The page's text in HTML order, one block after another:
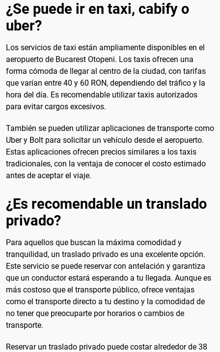
¿Se puede ir en taxi, cabify o
uber?
Los servicios de taxi están ampliamente disponibles en el
aeropuerto de Bucarest Otopeni. Los taxis ofrecen una
forma cómoda de llegar al centro de la ciudad, con tarifas
que varían entre 40 y 60 RON, dependiendo del tráfico y la
hora del día. Es recomendable utilizar taxis autorizados
para evitar cargos excesivos.
También se pueden utilizar aplicaciones de transporte como
Uber y Bolt para solicitar un vehículo desde el aeropuerto.
Estas aplicaciones ofrecen precios similares a los taxis
tradicionales, con la ventaja de conocer el costo estimado
antes de aceptar el viaje.
¿Es recomendable un translado
privado?
Para aquellos que buscan la máxima comodidad y
tranquilidad, un traslado privado es una excelente opción.
Este servicio se puede reservar con antelación y garantiza
que un conductor estará esperando a tu llegada. Aunque es
más costoso que el transporte público, ofrece ventajas
como el transporte directo a tu destino y la comodidad de
no tener que preocuparte por horarios o cambios de
transporte.
Reservar un traslado privado puede costar alrededor de 38